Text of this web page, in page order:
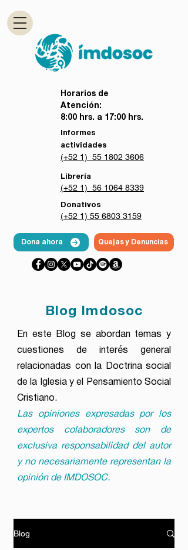
Horarios de
Atención:
8:00 hrs. a 17:00 hrs.
Informes
actividades
(+52 1) 55 1802 3606
Librería
(+52 1) 56 1064 8339
Donativos
(+52 1) 55 6803 3159
Dona ahora Quejas y Denuncias
Blog Imdosoc
En este Blog se abordan temas y
cuestiones de interés general
relacionadas con la Doctrina social
de la Iglesia y el Pensamiento Social
Cristiano.
Las opiniones expresadas por los
expertos colaboradores son de
exclusiva responsabilidad del autor
y no necesariamente representan la
opinión de IMDOSOC.
Blog